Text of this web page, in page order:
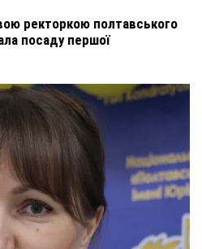
ректоркою полтавського
посаду першої